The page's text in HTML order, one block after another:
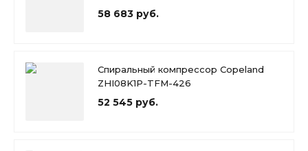
58 683 руб.
Спиральный компрессор Copeland
ZHI08K1P-TFM-426
52 545 руб.